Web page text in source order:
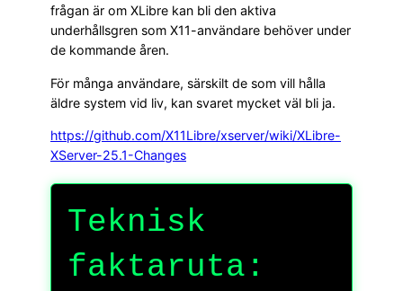
frågan är om XLibre kan bli den aktiva
underhållsgren som X11-användare behöver under
de kommande åren.
För många användare, särskilt de som vill hålla
äldre system vid liv, kan svaret mycket väl bli ja.
https://github.com/X11Libre/xserver/wiki/XLibre-
XServer-25.1-Changes
Teknisk
faktaruta: